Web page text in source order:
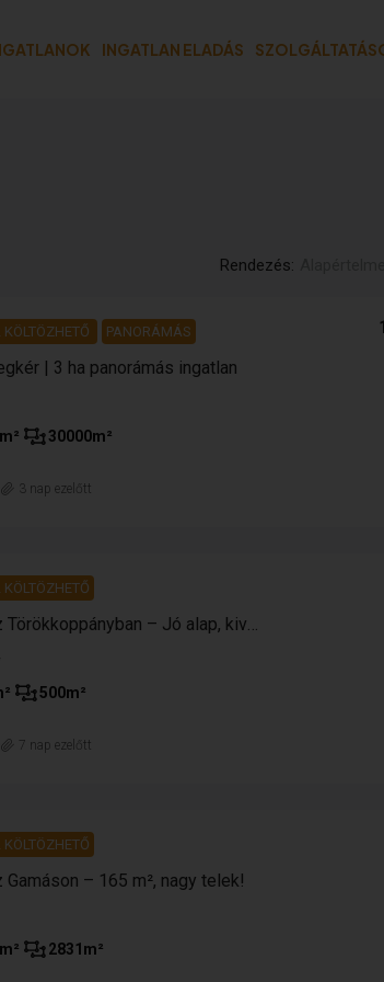
INGATLAN ELADÁS
Rendezés:
PANORÁMÁS
| 3 ha panorámás ingatlan
m² 30000m²
3 nap ezelőtt
Eladó családi ház Törökkoppányban – Jó alap, kiváló ár!
500m²
7 nap ezelőtt
Gamáson – 165 m², nagy telek!
m² 2831 m²
– 2 lakrész,